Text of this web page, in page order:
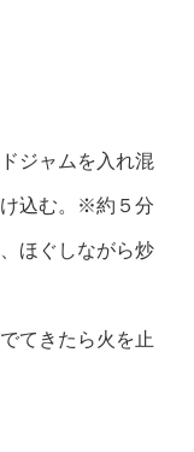
ジャムを入れ混
込む。※約５分
ほぐしながら炒
てきたら火を止